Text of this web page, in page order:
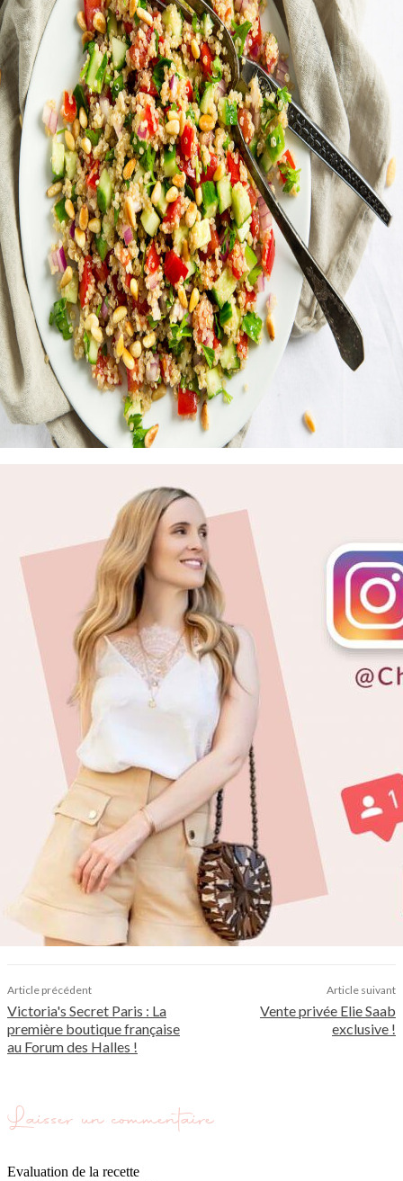
Article précédent
Victoria's Secret Paris : La
première boutique française
au Forum des Halles !
Article suivant
Vente privée Elie Saab
exclusive !
Laisser un commentaire
Evaluation de la recette